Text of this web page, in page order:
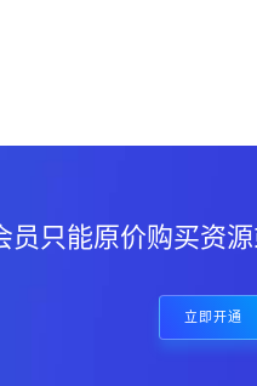
只能原价购买资
立即开通